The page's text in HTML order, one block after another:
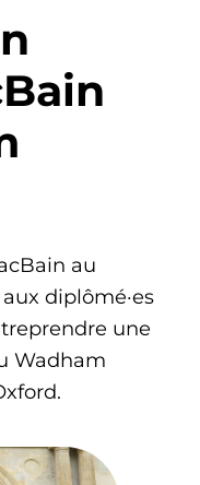
au
diplômé·es
une
Wadham